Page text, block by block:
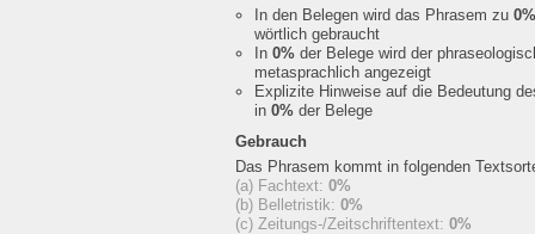
In den Belegen wird das Phrasem zu 0%
wörtlich gebraucht
In 0% der Belege wird der
metasprachlich angezeigt
Explizite Hinweise auf die Bedeutung
in 0% der Belege
Gebrauch
Das Phrasem kommt in folgenden
(a) Fachtext: 0%
(b) Belletristik: 0%
(c) Zeitungs-/Zeitschriftentext: 0%